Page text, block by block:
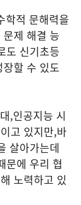
학적 문해력을
제 해결 능
도 신기초등
할 수 있도
,인공지능 시
고 있지만,바
살아가는데
문에 우리 협
노력하고 있